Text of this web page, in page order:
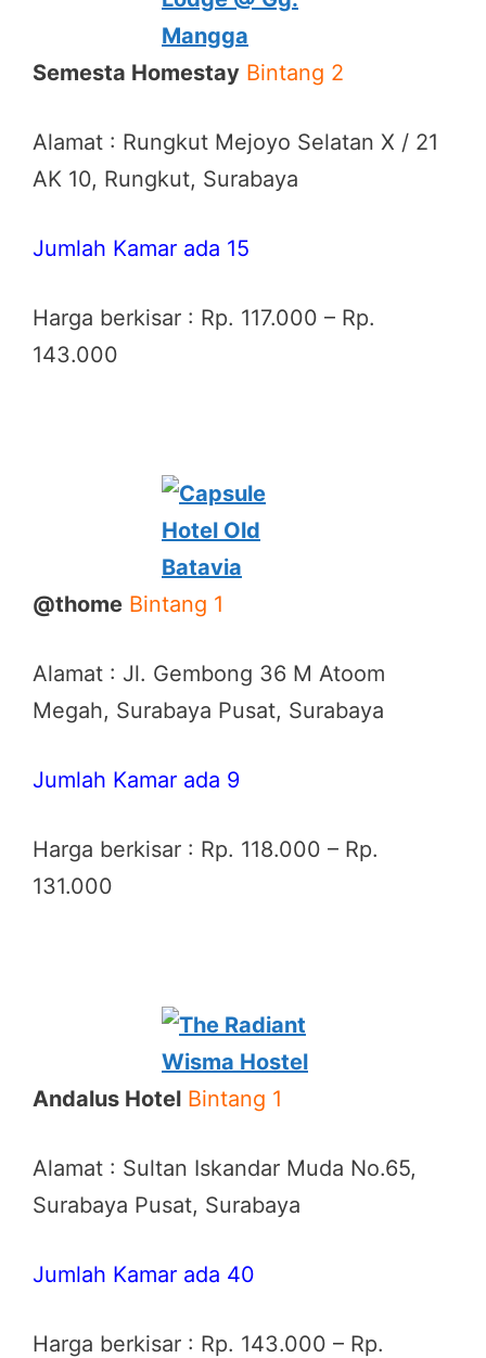
Semesta Homestay Bintang 2
Alamat : Rungkut Mejoyo Selatan X / 21
AK 10, Rungkut, Surabaya
Jumlah Kamar ada 15
Harga berkisar : Rp. 117.000 – Rp.
143.000
@thome Bintang 1
Alamat : Jl. Gembong 36 M Atoom
Megah, Surabaya Pusat, Surabaya
Jumlah Kamar ada 9
Harga berkisar : Rp. 118.000 – Rp.
131.000
Andalus Hotel Bintang 1
Alamat : Sultan Iskandar Muda No.65,
Surabaya Pusat, Surabaya
Jumlah Kamar ada 40
Harga berkisar : Rp. 143.000 – Rp.